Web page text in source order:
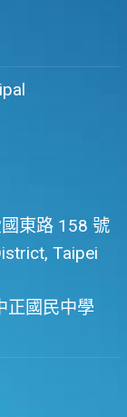
東路 158 號
Taipei
正國民中學